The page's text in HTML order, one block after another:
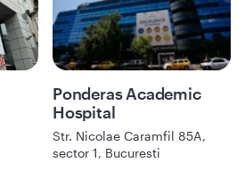
Ponderas Academic
Hospital
Str. Nicolae Caramfil 85A,
sector 1, Bucuresti